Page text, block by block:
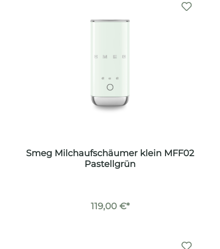
Smeg Milchaufschäumer klein MFF02
Pastellgrün
119,00 €*